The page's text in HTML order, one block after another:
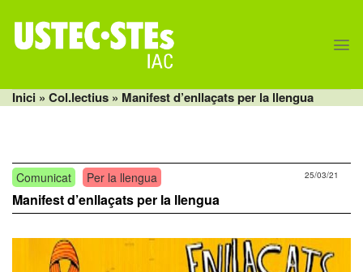
content
Inici » Col.lectius » Manifest d’enllaçats per la llengua
Comunicat Per la llengua 25/03/21
Manifest d’enllaçats per la llengua